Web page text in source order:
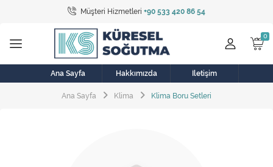
Müşteri Hizmetleri +90 533 420 86 54
Tüm Kategoriler
Bulaşık Makinesi
Buzdolabı
Çamaşır Kurutma Makinesi
Ana Sayfa Hakkımızda İletişim
Ana Sayfa Klima Klima Boru Setleri